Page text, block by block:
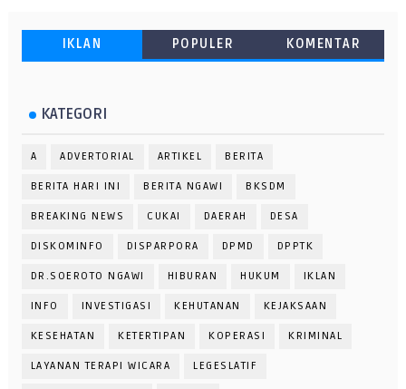
IKLAN POPULER KOMENTAR
KATEGORI
A ADVERTORIAL ARTIKEL BERITA
BERITA HARI INI BERITA NGAWI BKSDM
BREAKING NEWS CUKAI DAERAH DESA
DISKOMINFO DISPARPORA DPMD DPPTK
DR.SOEROTO NGAWI HIBURAN HUKUM IKLAN
INFO INVESTIGASI KEHUTANAN KEJAKSAAN
KESEHATAN KETERTIPAN KOPERASI KRIMINAL
LAYANAN TERAPI WICARA LEGESLATIF